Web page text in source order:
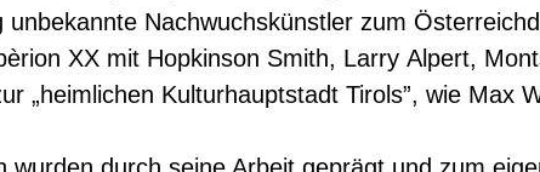
Nachwuchskünstler zum
XX mit Hopkinson Smith, Larry Alpert,
„heimlichen Kulturhauptstadt Tirols”, wie Max